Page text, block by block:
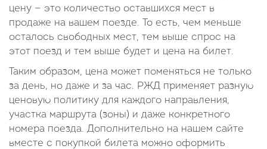
цену — это количество оставшихся мест в
продаже на вашем поезде. То есть, чем меньше
осталось свободных мест, тем выше спрос на
этот поезд и тем выше будет и цена на билет.
Таким образом, цена может поменяться не только
за день, но даже и за час. РЖД применяет разную
ценовую политику для каждого направления,
участка маршрута (зоны) и даже конкретного
номера поезда. Дополнительно на нашем сайте
вместе с покупкой билета можно оформить